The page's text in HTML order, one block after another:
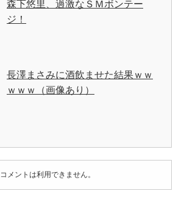
森下悠里、過激なＳＭボンテー
ジ！
長澤まさみに酒飲ませた結果ｗｗ
ｗｗｗ（画像あり）
コメントは利用できません。